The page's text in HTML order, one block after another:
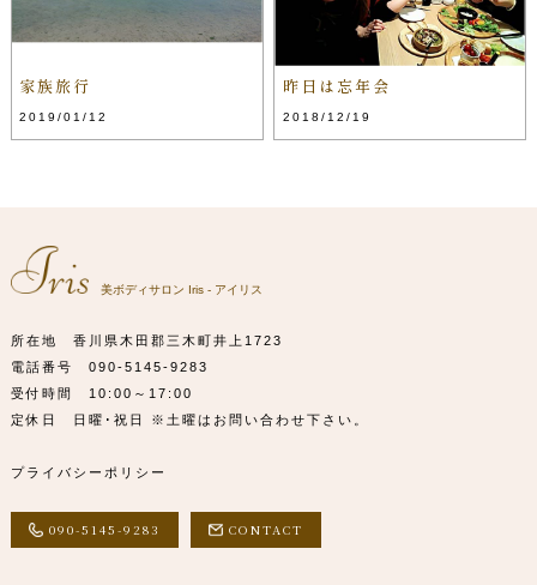
家族旅行
2019/01/12
昨日は忘年会
2018/12/19
美ボディサロン Iris - アイリス
所在地 香川県木田郡三木町井上1723
電話番号 090-5145-9283
受付時間 10:00～17:00
定休日 日曜･祝日 ※土曜はお問い合わせ下さい。
プライバシーポリシー
090-5145-9283 CONTACT